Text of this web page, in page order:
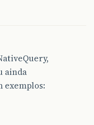
ainda
exemplos: